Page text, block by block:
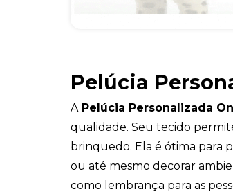
Pelúcia
APelúcia Personalizada
qualidade. Seu tecido
brinquedo. Ela é ótima para
ou até mesmo decorar
como lembrança para as